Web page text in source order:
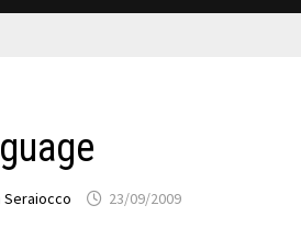
Seraiocco 23/09/2009